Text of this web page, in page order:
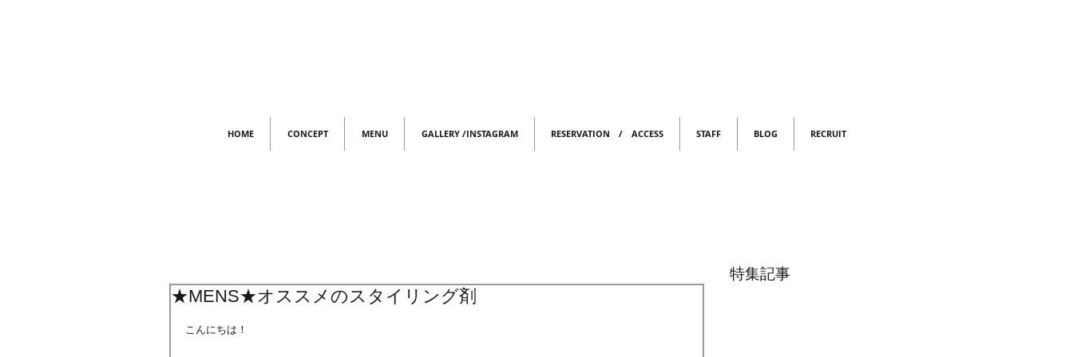
HOME CONCEPT MENU GALLERY /INSTAGRAM RESERVATION / ACCESS STAFF BLOG RECRUIT
★MENS★オススメのスタイリング剤
こんにちは！
特集記事